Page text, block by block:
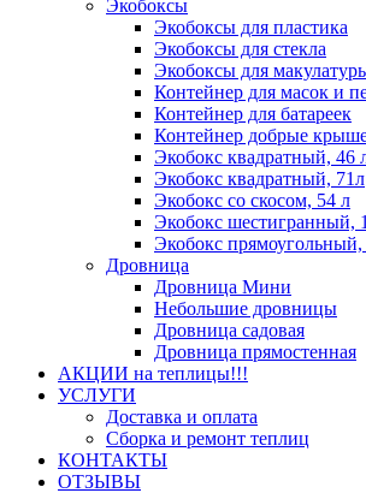
Экобоксы
Экобоксы для пластика
Экобоксы для стекла
Экобоксы для
Контейнер для масок и
Контейнер для батареек
Контейнер добрые
Экобокс квадратный, 46
Экобокс квадратный, 71л
Экобокс со скосом, 54 л
Экобокс шестигранный,
Экобокс прямоугольный,
Дровница
Дровница Мини
Небольшие дровницы
Дровница садовая
Дровница прямостенная
АКЦИИ на теплицы!!!
УСЛУГИ
Доставка и оплата
Сборка и ремонт теплиц
КОНТАКТЫ
ОТЗЫВЫ